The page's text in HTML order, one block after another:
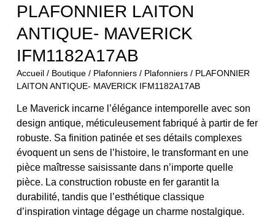
PLAFONNIER LAITON
ANTIQUE- MAVERICK
IFM1182A17AB
Accueil/ Boutique/ Plafonniers/ Plafonniers/ PLAFONNIER
LAITON ANTIQUE- MAVERICK IFM1182A17AB
Le Maverick incarne l’élégance intemporelle avec son
design antique, méticuleusement fabriqué à partir de fer
robuste. Sa finition patinée et ses détails complexes
évoquent un sens de l’histoire, le transformant en une
pièce maîtresse saisissante dans n’importe quelle
pièce. La construction robuste en fer garantit la
durabilité, tandis que l’esthétique classique
d’inspiration vintage dégage un charme nostalgique.